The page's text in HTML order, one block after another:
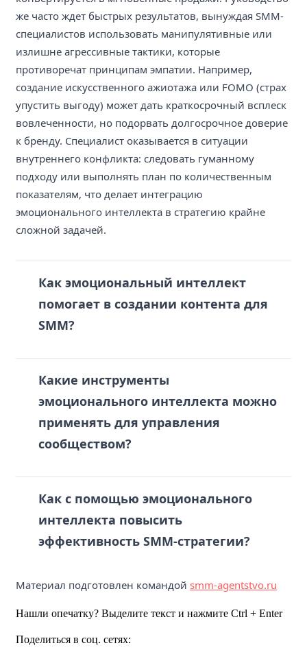
же часто ждет быстрых результатов, вынуждая SMM-
специалистов использовать манипулятивные или
излишне агрессивные тактики, которые
противоречат принципам эмпатии. Например,
создание искусственного ажиотажа или FOMO (страх
упустить выгоду) может дать краткосрочный всплеск
вовлеченности, но подорвать долгосрочное доверие
к бренду. Специалист оказывается в ситуации
внутреннего конфликта: следовать гуманному
подходу или выполнять план по количественным
показателям, что делает интеграцию
эмоционального интеллекта в стратегию крайне
сложной задачей.
Как эмоциональный интеллект
помогает в создании контента для
SMM?
Какие инструменты
эмоционального интеллекта можно
применять для управления
сообществом?
Как с помощью эмоционального
интеллекта повысить
эффективность SMM-стратегии?
Материал подготовлен командой smm-agentstvo.ru
Нашли опечатку? Выделите текст и нажмите Ctrl + Enter
Поделиться в соц. сетях: